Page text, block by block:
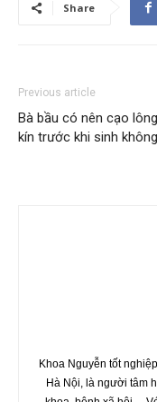
Share
Previous article
Bà bầu có nên cạo
kín trước khi sinh
Khoa Nguyễn tốt
Hà Nội, là người tâm